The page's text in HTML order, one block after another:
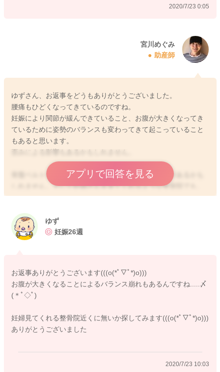
2020/7/23 0:05
宮川めぐみ
助産師
ゆずさん、お返事をどうもありがとうございました。
腰痛もひどくなってきているのですね。
妊娠により関節が緩んできていること、お腹が大きくなってき
ているために姿勢のバランスも変わってきて起こっていること
もあると思います。
歪みによる影響もあるかもしれません。
骨盤ベルトをつけてみていただくことでも多少変化があるかも
しれません。そして妊婦さんを見てくれるような整骨院でも、
クッションなどを用いてうつ伏せの体制で見てくれるところも
お近くでそのようなところがないのか探してみるのもいいかも
しれません。
アプリで回答を見る
ゆず
妊娠26週
お返事ありがとうございます(((o(*ﾟ▽ﾟ*)o)))
お腹が大きくなることによるバランス崩れもあるんですね.....〆
(＊ﾟ◇ﾟ)
妊婦見てくれる整骨院近くに無いか探してみます(((o(*ﾟ▽ﾟ*)o)))
ありがとうございました
2020/7/23 10:03